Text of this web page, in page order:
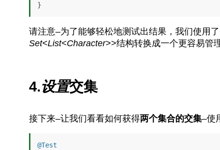
}
请注意–为了能够轻松地测试出结果，我们使用
Set<List<Character>>结构转换成一个更容易管
4.设置交集
接下来–让我们看看如何获得两个集合的交集–使
@Test